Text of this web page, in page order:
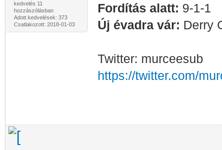
kedvelés 11
hozzászólásban
Adott kedvelések: 373
Csatlakozott: 2018-01-03
Fordítás alatt: 9-1-1
Új évadra vár: Derry
Twitter: murceesub
https://twitter.com/